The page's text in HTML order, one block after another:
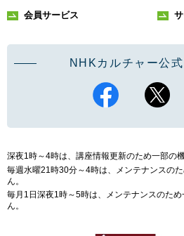
会員サービス
NHKカルチャー公
深夜1時～4時は、講座情報更新のため一部の
毎週水曜21時30分～4時は、メンテナンスの
ん。
毎月1日深夜1時～5時は、メンテナンスのた
ん。